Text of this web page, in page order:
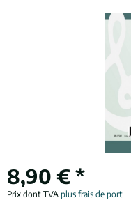
8,90 € *
Prix dont TVA plus frais de port